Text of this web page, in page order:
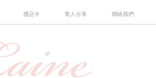
禮品卡 客人分享 聯絡我們